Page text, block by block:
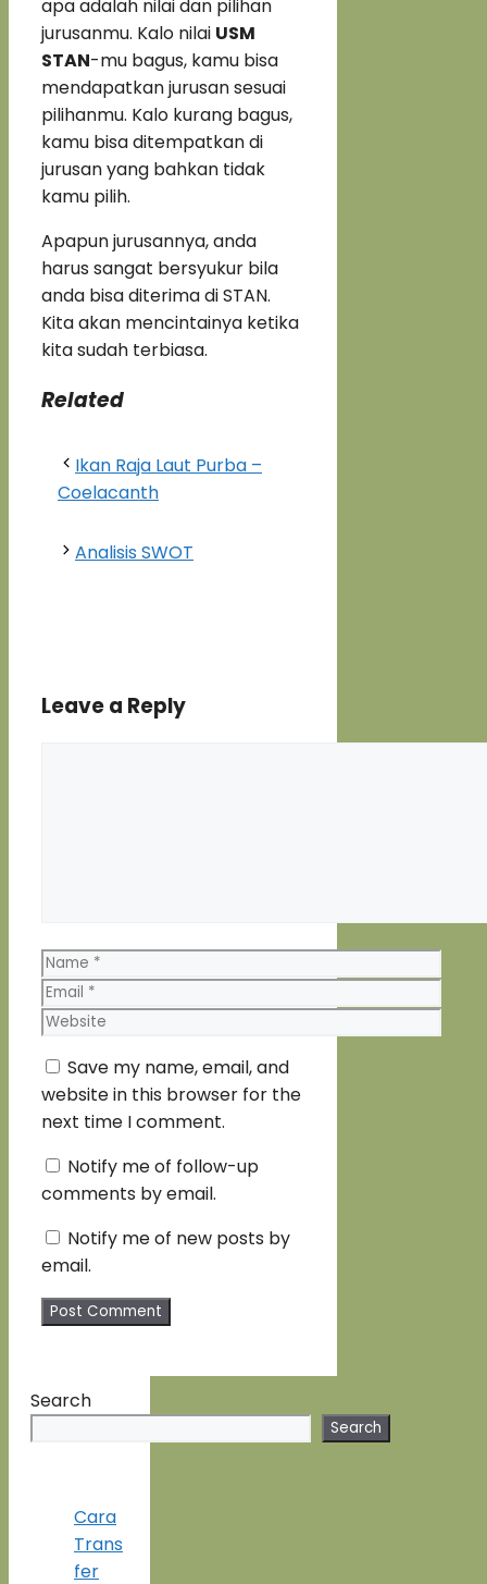
apa adalah nilai dan pilihan
jurusanmu. Kalo nilai USM
STAN-mu bagus, kamu bisa
mendapatkan jurusan sesuai
pilihanmu. Kalo kurang bagus,
kamu bisa ditempatkan di
jurusan yang bahkan tidak
kamu pilih.
Apapun jurusannya, anda
harus sangat bersyukur bila
anda bisa diterima di STAN.
Kita akan mencintainya ketika
kita sudah terbiasa.
Related
Ikan Raja Laut Purba –
Coelacanth
Analisis SWOT
Leave a Reply
Name
Email
Website
Save my name, email, and
website in this browser for the
next time I comment.
Notify me of follow-up
comments by email.
Notify me of new posts by
email.
Search
Search
Cara
Trans
fer